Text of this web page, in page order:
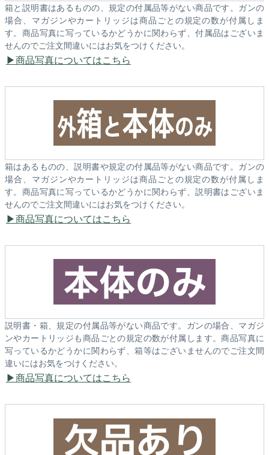
箱と説明書はあるものの、規定の付属品等がない商品です。ガンの
場合、マガジンやカートリッジは商品ごとの規定の数が付属しま
す。商品写真に写っているかどうかに関わらず、付属品はございま
せんのでご注文間違いにはお気をつけください。
商品写真についてはこちら
箱はあるものの、説明書や規定の付属品等がない商品です。ガンの
場合、マガジンやカートリッジは商品ごとの規定の数が付属しま
す。商品写真に写っているかどうかに関わらず、説明書はございま
せんのでご注文間違いにはお気をつけください。
商品写真についてはこちら
説明書・箱、規定の付属品等がない商品です。ガンの場合、マガジ
ンやカートリッジも商品ごとの規定の数が付属します。商品写真に
写っているかどうかに関わらず、箱等はございませんのでご注文間
違いにはお気をつけください。
商品写真についてはこちら